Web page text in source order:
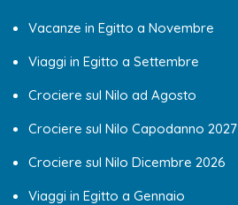
Vacanze in Egitto a Novembre
Viaggi in Egitto a Settembre
Crociere sul Nilo ad Agosto
Crociere sul Nilo Capodanno 2027
Crociere sul Nilo Dicembre 2026
Viaggi in Egitto a Gennaio